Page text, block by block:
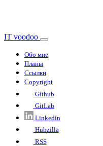
IT voodoo
Обо мне
Планы
Ссылки
Copyright
Github
GitLab
Linkedin
Hubzilla
RSS